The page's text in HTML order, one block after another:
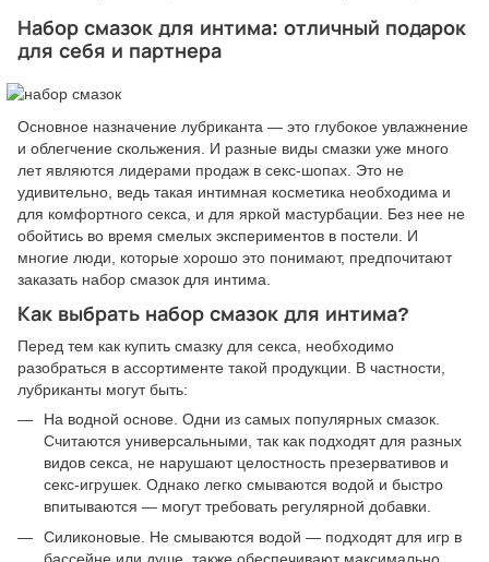
Набор смазок для интима: отличный подарок
для себя и партнера
Основное назначение лубриканта — это глубокое увлажнение
и облегчение скольжения. И разные виды смазки уже много
лет являются лидерами продаж в секс-шопах. Это не
удивительно, ведь такая интимная косметика необходима и
для комфортного секса, и для яркой мастурбации. Без нее не
обойтись во время смелых экспериментов в постели. И
многие люди, которые хорошо это понимают, предпочитают
заказать набор смазок для интима.
Как выбрать набор смазок для интима?
Перед тем как купить смазку для секса, необходимо
разобраться в ассортименте такой продукции. В частности,
лубриканты могут быть:
На водной основе. Одни из самых популярных смазок.
Считаются универсальными, так как подходят для разных
видов секса, не нарушают целостность презервативов и
секс-игрушек. Однако легко смываются водой и быстро
впитываются — могут требовать регулярной добавки.
Силиконовые. Не смываются водой — подходят для игр в